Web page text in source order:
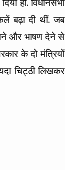
हो. विधानसभा
बढ़ा दी थीं. जब
और भाषण देने से
के दो मंत्रियों
चिट्ठी लिखकर